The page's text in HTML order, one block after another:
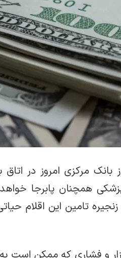
مرکزی امروز در اتاق
پزشکی همچنان پابرجا
تامین این اقلام
و فشاری که ممکن است به